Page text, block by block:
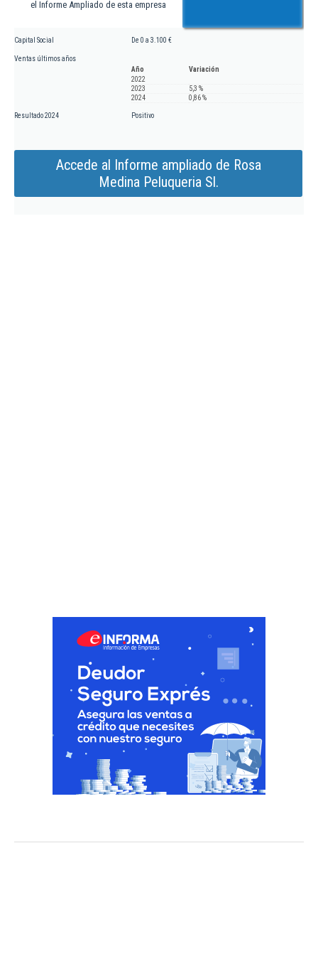
el Informe Ampliado de esta empresa
Capital Social De 0 a 3.100 €
Ventas últimos años
Año
Variación
2022
2023
5,3 %
2024
0,86 %
Resultado 2024 Positivo
Accede al Informe ampliado de Rosa
Medina Peluqueria Sl.